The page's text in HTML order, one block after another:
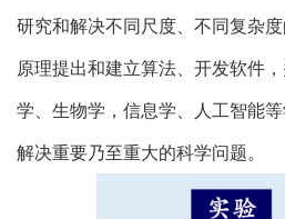
研究和解决不同尺度、不同复杂
原理提出和建立算法、开发软件
学、生物学，信息学、人工智能
解决重要乃至重大的科学问题。